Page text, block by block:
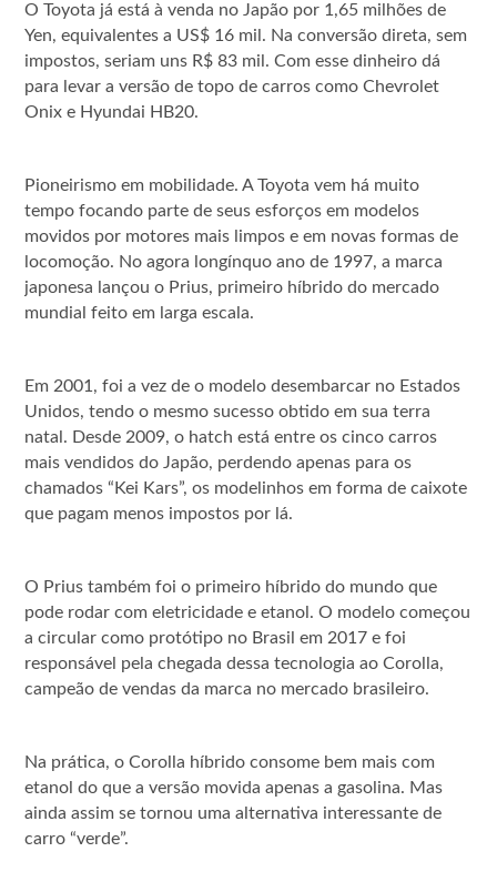
O Toyota já está à venda no Japão por 1,65 milhões de
Yen, equivalentes a US$ 16 mil. Na conversão direta, sem
impostos, seriam uns R$ 83 mil. Com esse dinheiro dá
para levar a versão de topo de carros como Chevrolet
Onix e Hyundai HB20.
Pioneirismo em mobilidade. A Toyota vem há muito
tempo focando parte de seus esforços em modelos
movidos por motores mais limpos e em novas formas de
locomoção. No agora longínquo ano de 1997, a marca
japonesa lançou o Prius, primeiro híbrido do mercado
mundial feito em larga escala.
Em 2001, foi a vez de o modelo desembarcar no Estados
Unidos, tendo o mesmo sucesso obtido em sua terra
natal. Desde 2009, o hatch está entre os cinco carros
mais vendidos do Japão, perdendo apenas para os
chamados “Kei Kars”, os modelinhos em forma de caixote
que pagam menos impostos por lá.
O Prius também foi o primeiro híbrido do mundo que
pode rodar com eletricidade e etanol. O modelo começou
a circular como protótipo no Brasil em 2017 e foi
responsável pela chegada dessa tecnologia ao Corolla,
campeão de vendas da marca no mercado brasileiro.
Na prática, o Corolla híbrido consome bem mais com
etanol do que a versão movida apenas a gasolina. Mas
ainda assim se tornou uma alternativa interessante de
carro “verde”.